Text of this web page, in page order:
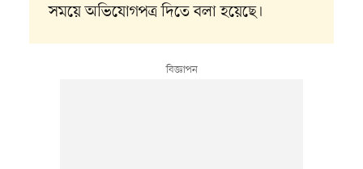
সময়ে অভিযোগপত্র দিতে বলা হয়েছে।